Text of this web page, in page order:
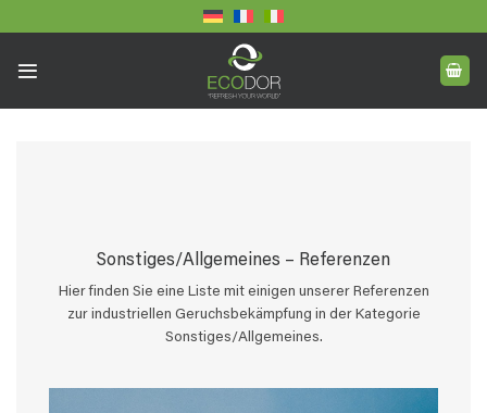
to
Sonstiges/Allgemeines – Referenzen
Hier finden Sie eine Liste mit einigen unserer Referenzen
zur industriellen Geruchsbekämpfung in der Kategorie
Sonstiges/Allgemeines.